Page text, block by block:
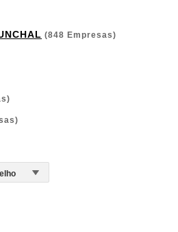
(848 Empresas)